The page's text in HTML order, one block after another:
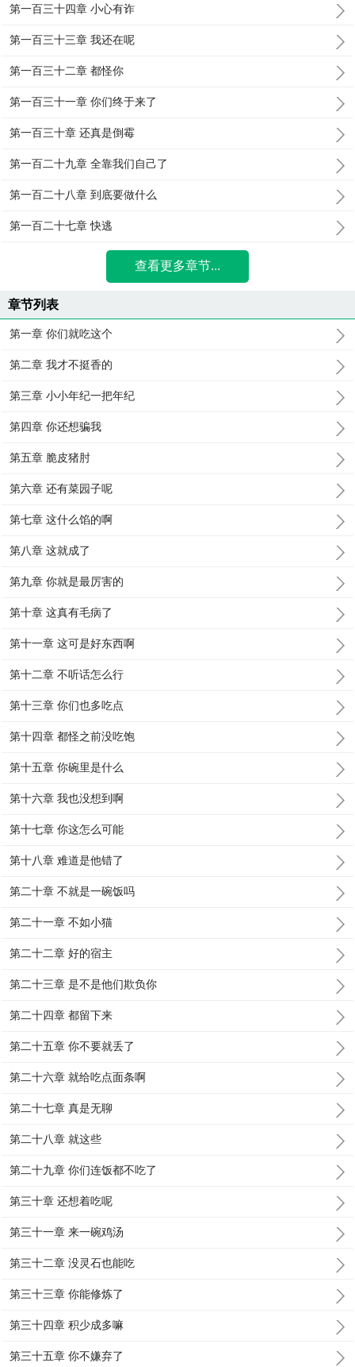
第一百三十四章 小心有诈
第一百三十三章 我还在呢
第一百三十二章 都怪你
第一百三十一章 你们终于来了
第一百三十章 还真是倒霉
第一百二十九章 全靠我们自己了
第一百二十八章 到底要做什么
第一百二十七章 快逃
查看更多章节...
章节列表
第一章 你们就吃这个
第二章 我才不挺香的
第三章 小小年纪一把年纪
第四章 你还想骗我
第五章 脆皮猪肘
第六章 还有菜园子呢
第七章 这什么馅的啊
第八章 这就成了
第九章 你就是最厉害的
第十章 这真有毛病了
第十一章 这可是好东西啊
第十二章 不听话怎么行
第十三章 你们也多吃点
第十四章 都怪之前没吃饱
第十五章 你碗里是什么
第十六章 我也没想到啊
第十七章 你这怎么可能
第十八章 难道是他错了
第二十章 不就是一碗饭吗
第二十一章 不如小猫
第二十二章 好的宿主
第二十三章 是不是他们欺负你
第二十四章 都留下来
第二十五章 你不要就丢了
第二十六章 就给吃点面条啊
第二十七章 真是无聊
第二十八章 就这些
第二十九章 你们连饭都不吃了
第三十章 还想着吃呢
第三十一章 来一碗鸡汤
第三十二章 没灵石也能吃
第三十三章 你能修炼了
第三十四章 积少成多嘛
第三十五章 你不嫌弃了